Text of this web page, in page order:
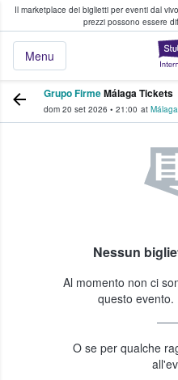
Il marketplace dei biglietti per eventi dal
prezzi possono essere
Menu
fan comprano e
Grupo FirmeMálaga Tickets
dom 20 set 2026 • 21:00 at
Nessun
Al momento non ci
questo evento.
O se per qualche